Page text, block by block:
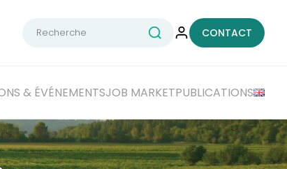
Rechercher : CONTACT
& ÉVÉNEMENTSJOB MARKETPUBLICATIONS